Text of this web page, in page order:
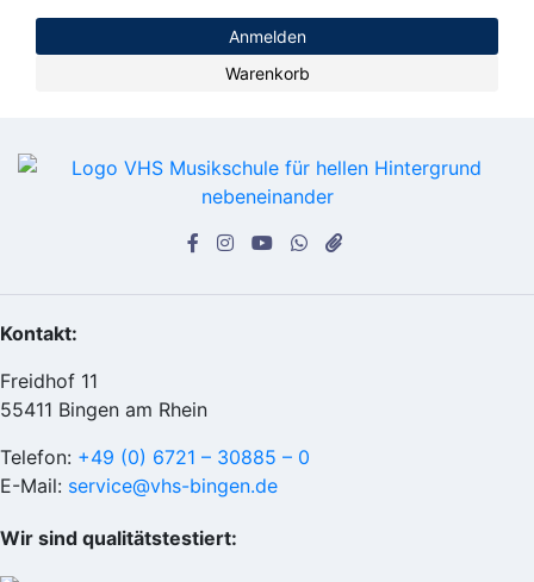
Anmelden
Warenkorb
Kontakt:
Freidhof 11
55411 Bingen am Rhein
Telefon: +49 (0) 6721 – 30885 – 0
E-Mail: service@vhs-bingen.de
Wir sind qualitätstestiert: